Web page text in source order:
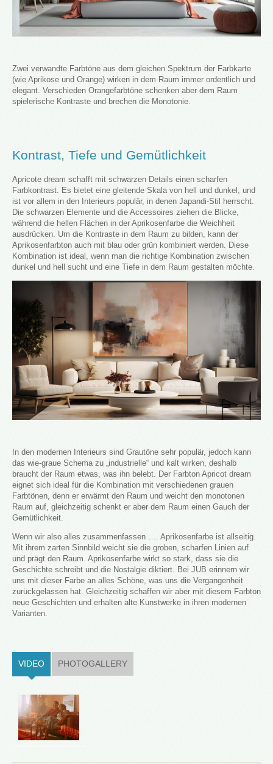
Zwei verwandte Farbtöne aus dem gleichen Spektrum der Farbkarte
(wie Aprikose und Orange) wirken in dem Raum immer ordentlich und
elegant. Verschieden Orangefarbtöne schenken aber dem Raum
spielerische Kontraste und brechen die Monotonie.
Kontrast, Tiefe und Gemütlichkeit
Apricote dream schafft mit schwarzen Details einen scharfen
Farbkontrast. Es bietet eine gleitende Skala von hell und dunkel, und
ist vor allem in den Interieurs populär, in denen Japandi-Stil herrscht.
Die schwarzen Elemente und die Accessoires ziehen die Blicke,
während die hellen Flächen in der Aprikosenfarbe die Weichheit
ausdrücken. Um die Kontraste in dem Raum zu bilden, kann der
Aprikosenfarbton auch mit blau oder grün kombiniert werden. Diese
Kombination ist ideal, wenn man die richtige Kombination zwischen
dunkel und hell sucht und eine Tiefe in dem Raum gestalten möchte.
In den modernen Interieurs sind Grautöne sehr populär, jedoch kann
das wie-graue Schema zu „industrielle“ und kalt wirken, deshalb
braucht der Raum etwas, was ihn belebt. Der Farbton Apricot dream
eignet sich ideal für die Kombination mit verschiedenen grauen
Farbtönen, denn er erwärmt den Raum und weicht den monotonen
Raum auf, gleichzeitig schenkt er aber dem Raum einen Gauch der
Gemütlichkeit.
Wenn wir also alles zusammenfassen …. Aprikosenfarbe ist allseitig.
Mit ihrem zarten Sinnbild weicht sie die groben, scharfen Linien auf
und prägt den Raum. Aprikosenfarbe wirkt so stark, dass sie die
Geschichte schreibt und die Nostalgie diktiert. Bei JUB erinnern wir
uns mit dieser Farbe an alles Schöne, was uns die Vergangenheit
zurückgelassen hat. Gleichzeitig schaffen wir aber mit diesem Farbton
neue Geschichten und erhalten alte Kunstwerke in ihren modernen
Varianten.
VIDEO (ACTIVE TAB)
PHOTOGALLERY